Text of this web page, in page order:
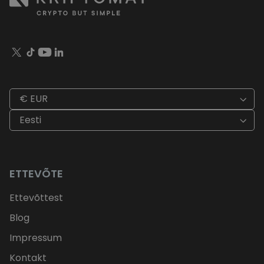
€ EUR
Eesti
ETTEVÕTE
Ettevõttest
Blog
Impressum
Kontakt